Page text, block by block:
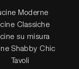
Moderne
Classiche
su misura
Shabby Chic
Tavoli